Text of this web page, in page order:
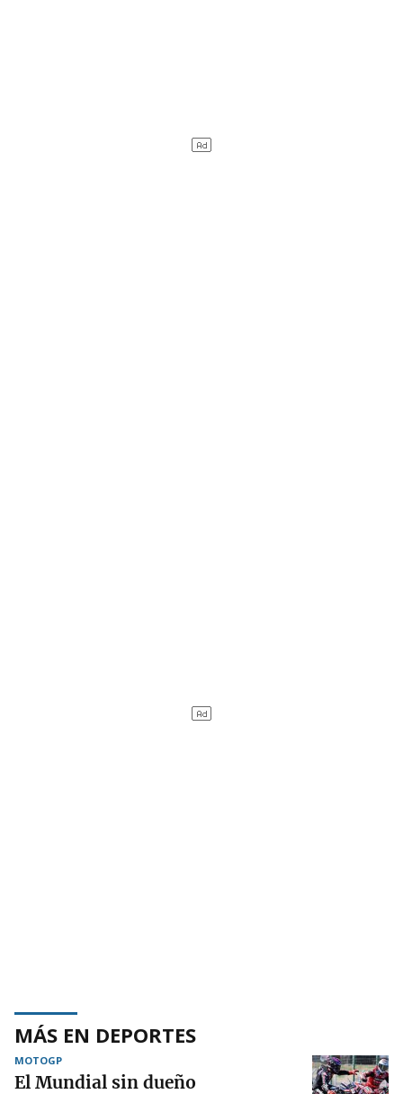
MÁS EN DEPORTES
MOTOGP
El Mundial sin dueño